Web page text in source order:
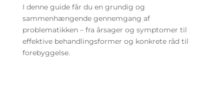
I denne guide får du en grundig og
sammenhængende gennemgang af
problematikken – fra årsager og symptomer til
effektive behandlingsformer og konkrete råd til
forebyggelse.